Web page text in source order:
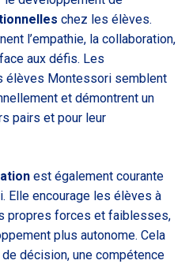
chez les élèves.
l’empathie, la collaboration,
aux défis. Les
élèves Montessori semblent
et démontrent un
pairs et pour leur
est également courante
Elle encourage les élèves à
propres forces et faiblesses,
plus autonome. Cela
décision, une compétence